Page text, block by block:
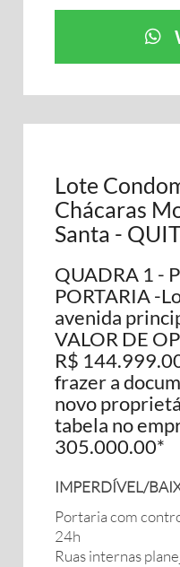
Lote
Chácaras
Santa -
QUADRA 1 -
PORTARIA -
avenida
VALOR DE
R$
frazer a
novo
tabela no
305.000.00*
IMPERDÍVEL/
Portaria com
24h
Ruas internas